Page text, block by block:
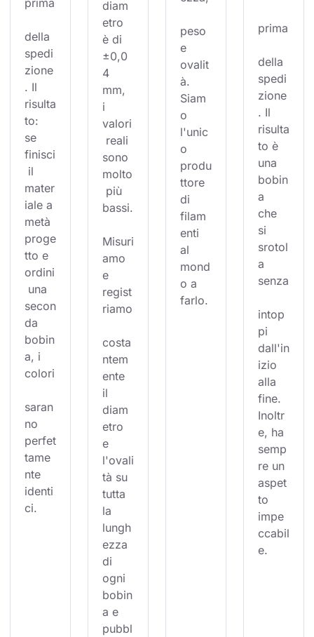
prima
della
spedi
zione
. Il
risulta
to:
se
finisci
il
mater
iale a
metà
proge
tto e
ordini
una
secon
da
bobin
a, i
colori
saran
no
perfet
tame
nte
identi
ci.
diam
etro
è di
±0,0
4
mm,
i
valori
reali
sono
molto
più
bassi.
Misuri
amo
e
regist
riamo
costa
ntem
ente
il
diam
etro
e
l'ovali
tà su
tutta
la
lungh
ezza
di
ogni
bobin
a e
pubbl
peso
e
ovalit
à.
Siam
o
l'unic
o
produ
ttore
di
filam
enti
al
mond
o a
farlo.
prima
della
spedi
zione
. Il
risulta
to è
una
bobin
a
che
si
srotol
a
senza
intop
pi
dall'in
izio
alla
fine.
Inoltr
e, ha
semp
re un
aspet
to
impe
ccabil
e.